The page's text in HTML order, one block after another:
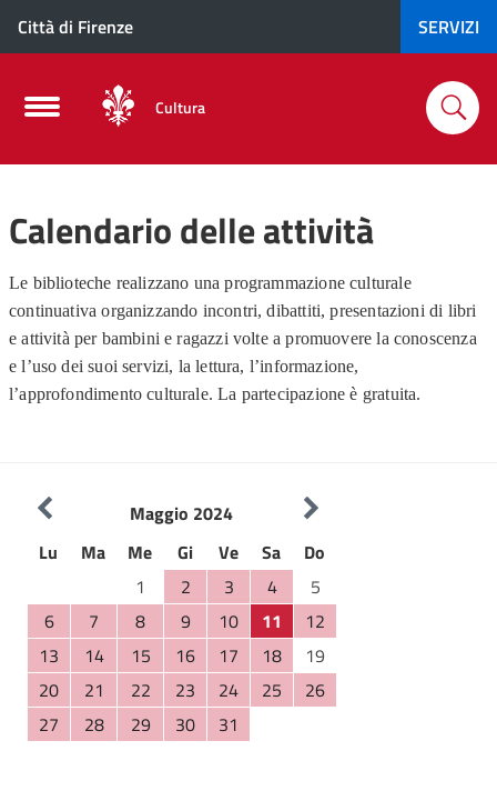
Città di Firenze SERVIZI
Cultura
Calendario delle attività
Le biblioteche realizzano una programmazione culturale
continuativa organizzando incontri, dibattiti, presentazioni di libri
e attività per bambini e ragazzi volte a promuovere la conoscenza
e l’uso dei suoi servizi, la lettura, l’informazione,
l’approfondimento culturale. La partecipazione è gratuita.
Maggio 2024
Lu
Ma Me Gi Ve Sa
Do
1
2 3 4
5
6
7 8 9 10 11
12
13
14 15 16 17 18
19
20
21 22 23 24 25
26
27
28 29 30 31